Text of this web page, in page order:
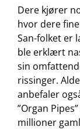
Dere kjører
hvor dere
San-folket er
ble erklært
sin
rissinger.
anbefaler
”Organ
millioner